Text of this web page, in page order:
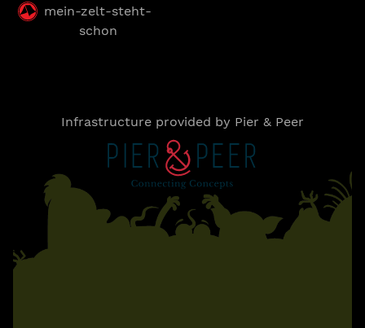
mein-zelt-steht-
schon
Infrastructure provided by Pier & Peer